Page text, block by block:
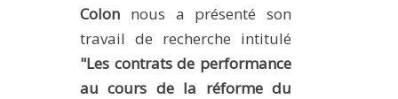
INGÉNIEUR
FORMATION CONTINUE
Colon nous a présenté son
travail de recherche intitulé
"Les contrats de performance
au cours de la réforme du